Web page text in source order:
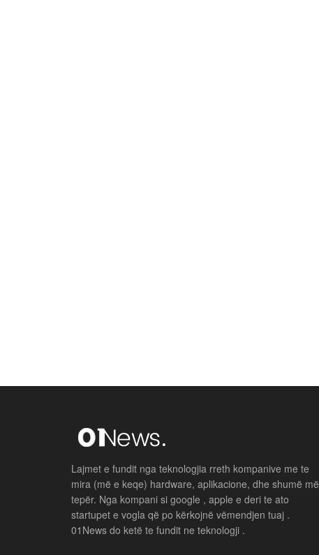
Lajmet e fundit nga teknologjia rreth kompanive me te
mira (më e keqe) hardware, aplikacione, dhe shumë më
tepër. Nga kompani si google , apple e deri te ato
startupet e vogla që po kërkojnë vëmendjen tuaj .
01News do ketë te fundit ne teknologji .